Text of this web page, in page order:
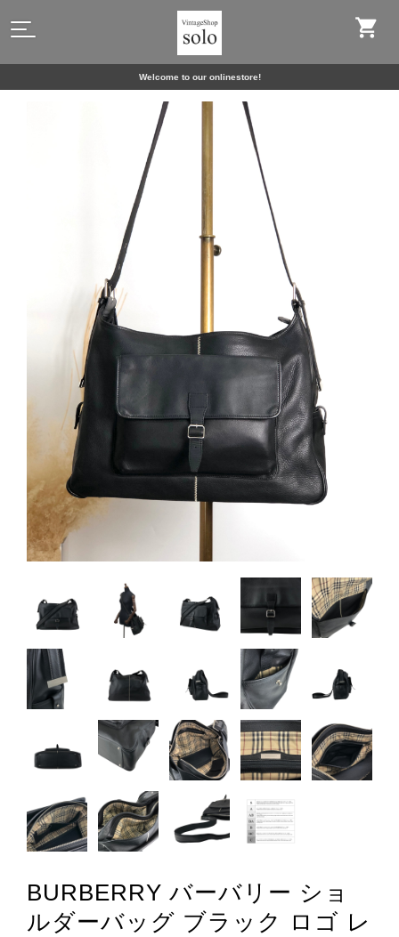
Welcome to our onlinestore!
BURBERRY バーバリー ショ
ルダーバッグ ブラック ロゴ レ